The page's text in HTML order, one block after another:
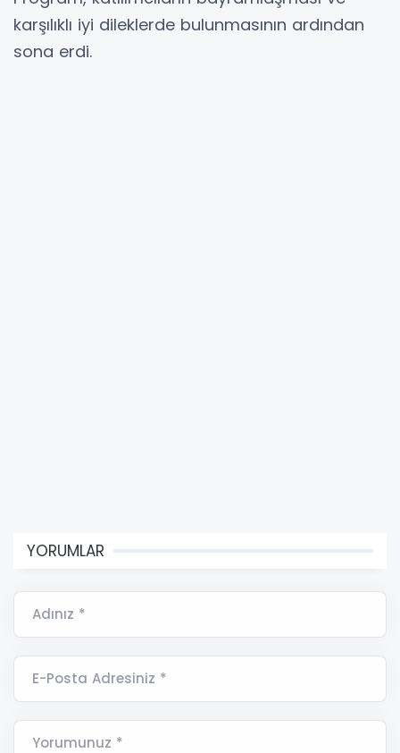
karşılıklı iyi dileklerde bulunmasının ardından
sona erdi.
YORUMLAR
Adınız *
E-Posta Adresiniz *
Yorumunuz *